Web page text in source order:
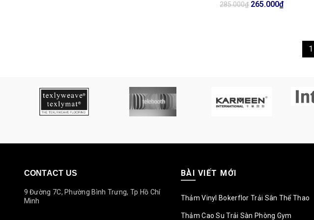
285.000₫ Giá
265.000₫Giá
265.000₫.
1
CONTACT US
9 Đường 7C, Phường Bình Trưng, Tp Hồ Chí
Minh
BÀI VIẾT MỚI
Thảm Vinyl Bokerflor Trải Sân Thể Thao
Thảm Cao Su Trải Sàn Phòng Gym